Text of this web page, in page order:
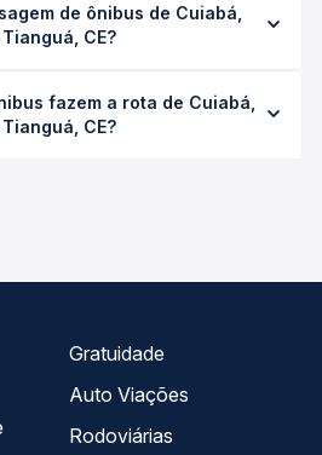
61h 7min, podendo variar
de serviço (convencional,
na data desejada.
de ônibus de Cuiabá,
CE?
CE custa em média R$ 1.013,93 e
viagem, a empresa, o tipo de
fazem a rota de Cuiabá,
CE?
Gratuidade
Auto Viações
Rodoviárias